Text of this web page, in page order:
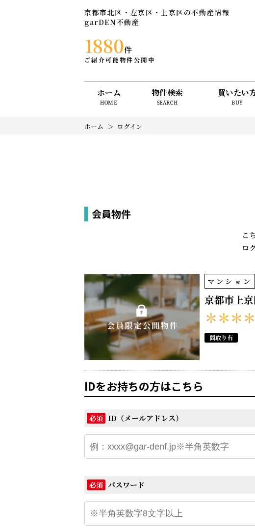
京都市北区・左京区・上京区の不動産情報
garDEN不動産
1880件
ご紹介可能物件公開中
ホーム
HOME
物件検索
SEARCH
買いたい
BUY
ホーム ログイン
会員物件
こ
ロ
マンション
京都市上
＊＊＊＊
間取り有
IDをお持ちの方はこちら
必須 ID（メールアドレス）
必須 パスワード